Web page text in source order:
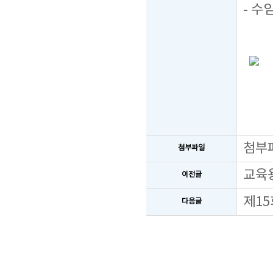
- 수
첨부파일 첨부
이전글 교육
다음글 제15